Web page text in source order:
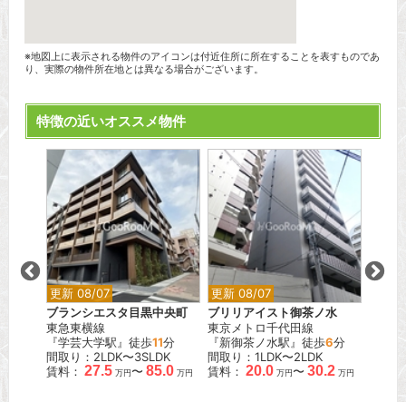
※地図上に表示される物件のアイコンは付近住所に所在することを表すものであ
り、実際の物件所在地とは異なる場合がございます。
特徴の近いオススメ物件
更新 08/07
ブランシエスタ目黒中央町
東急東横線
『学芸大学駅』徒歩11分
間取り：2LDK〜3SLDK
賃料： 27.5 万円〜 85.0 万円
更新 08/07
ブリリアイスト御茶ノ水
東京メトロ千代田線
『新御茶ノ水駅』徒歩6分
間取り：1LDK〜2LDK
賃料： 20.0 万円〜 30.2 万円